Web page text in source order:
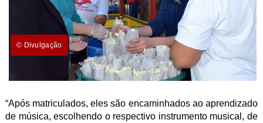
© Divulgação
“Após matriculados, eles são encaminhados ao aprendizado
de música, escolhendo o respectivo instrumento musical, de